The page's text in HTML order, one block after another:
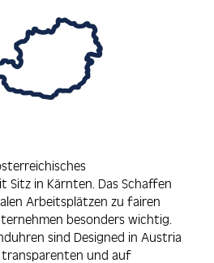
Sitz in Kärnten. Das Schaffen
Arbeitsplätzen zu fairen
besonders wichtig.
sind Designed in Austria
und auf